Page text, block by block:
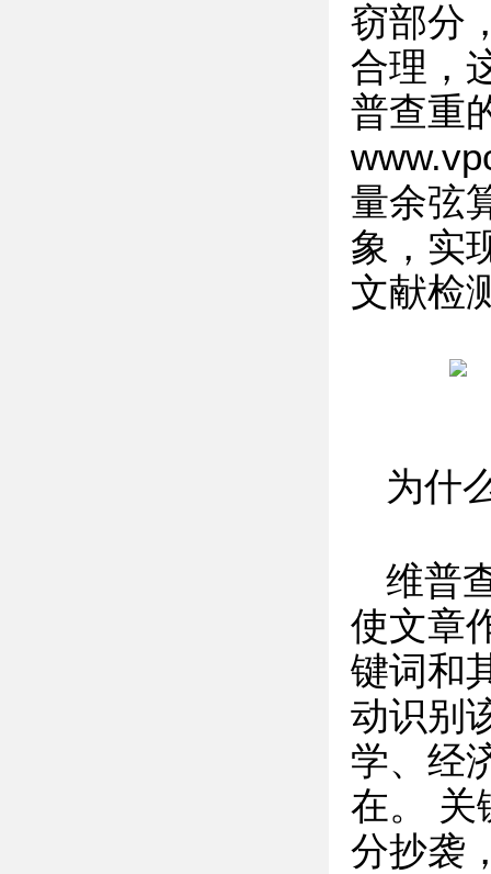
窃部分
合理，
普查重
量余弦
象，实
文献检
为什
维普
使文章
键词和
动识别
学、经
在。 关
分抄袭